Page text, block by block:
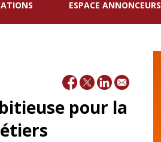
ESPACE ANNONCEURS
pour la